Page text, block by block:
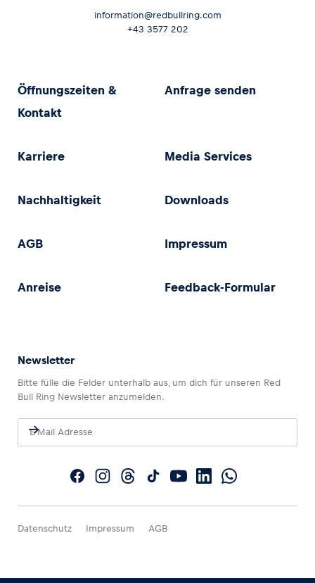
information@redbullring.com
+43 3577 202
Öffnungszeiten &
Kontakt
Anfrage senden
Karriere Media Services
Nachhaltigkeit Downloads
AGB Impressum
Anreise Feedback-Formular
Newsletter
Bitte fülle die Felder unterhalb aus, um dich für unseren Red
Bull Ring Newsletter anzumelden.
Datenschutz Impressum AGB